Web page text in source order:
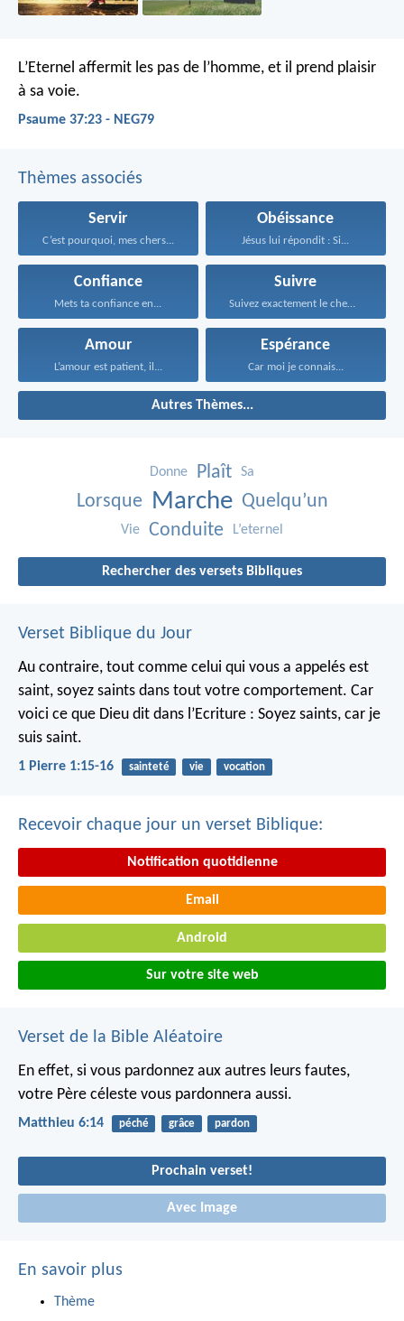
L’Eternel affermit les pas de l’homme, et il prend plaisir
à sa voie.
Psaume 37:23 - NEG79
Thèmes associés
Servir
C’est pourquoi, mes chers...
Obéissance
Jésus lui répondit : Si...
Confiance
Mets ta confiance en...
Suivre
Suivez exactement le chemin...
Amour
L’amour est patient, il...
Espérance
Car moi je connais...
Autres Thèmes...
Donne Plaît Sa
Lorsque Marche Quelqu’un
Vie Conduite L’eternel
Rechercher des versets Bibliques
Verset Biblique du Jour
Au contraire, tout comme celui qui vous a appelés est
saint, soyez saints dans tout votre comportement. Car
voici ce que Dieu dit dans l’Ecriture : Soyez saints, car je
suis saint.
1 Pierre 1:15-16 sainteté vie vocation
Recevoir chaque jour un verset Biblique:
Notification quotidienne
Email
Android
Sur votre site web
Verset de la Bible Aléatoire
En effet, si vous pardonnez aux autres leurs fautes,
votre Père céleste vous pardonnera aussi.
Matthieu 6:14 péché grâce pardon
Prochain verset!
Avec Image
En savoir plus
Thème